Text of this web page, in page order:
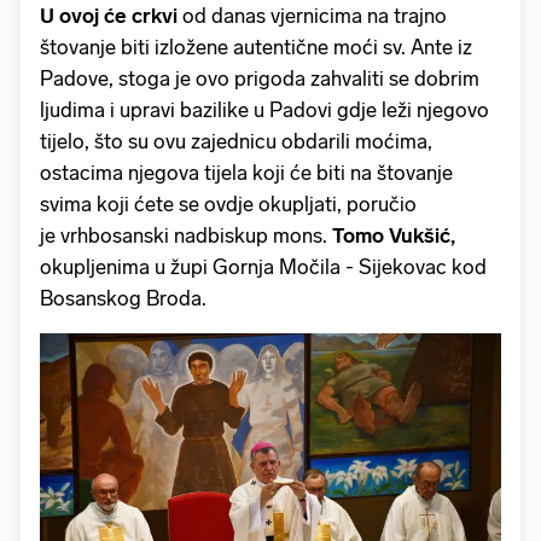
U ovoj će crkvi od danas vjernicima na trajno
štovanje biti izložene autentične moći sv. Ante iz
Padove, stoga je ovo prigoda zahvaliti se dobrim
ljudima i upravi bazilike u Padovi gdje leži njegovo
tijelo, što su ovu zajednicu obdarili moćima,
ostacima njegova tijela koji će biti na štovanje
svima koji ćete se ovdje okupljati, poručio
je vrhbosanski nadbiskup mons. Tomo Vukšić,
okupljenima u župi Gornja Močila - Sijekovac kod
Bosanskog Broda.